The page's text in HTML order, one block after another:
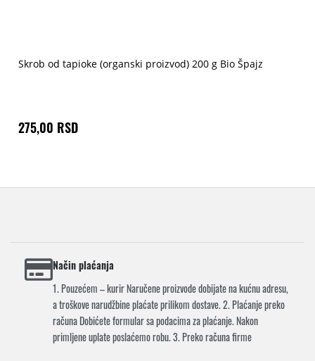
Skrob od tapioke (organski proizvod) 200 g Bio Špajz
275,00 RSD
Način plaćanja
1. Pouzećem – kurir Naručene proizvode dobijate na kućnu adresu,
a troškove narudžbine plaćate prilikom dostave. 2. Plaćanje preko
računa Dobićete formular sa podacima za plaćanje. Nakon
primljene uplate poslaćemo robu. 3. Preko računa firme